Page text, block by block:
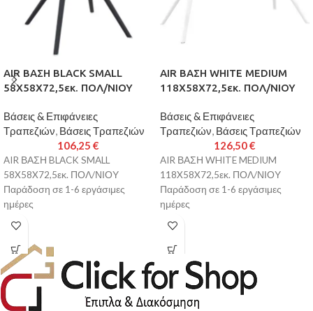
AIR ΒΑΣΗ BLACK SMALL
58X58X72,5εκ. ΠΟΛ/ΝΙΟΥ
Βάσεις & Επιφάνειες
Τραπεζιών, Βάσεις Τραπεζιών
106,25 €
AIR ΒΑΣΗ BLACK SMALL
58X58X72,5εκ. ΠΟΛ/ΝΙΟΥ
Παράδοση σε 1-6 εργάσιμες
ημέρες
AIR ΒΑΣΗ WHITE MEDIUM
118X58X72,5εκ. ΠΟΛ/ΝΙΟΥ
Βάσεις & Επιφάνειες
Τραπεζιών, Βάσεις Τραπεζιών
126,50€
AIR ΒΑΣΗ WHITE MEDIUM
118X58X72,5εκ. ΠΟΛ/ΝΙΟΥ
Παράδοση σε 1-6 εργάσιμες
ημέρες